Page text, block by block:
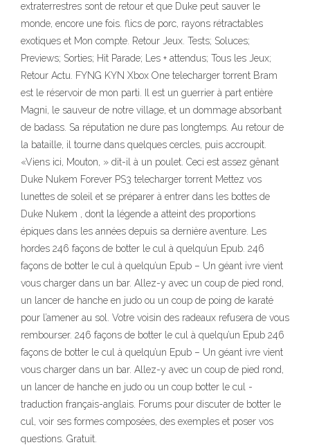
extraterrestres sont de retour et que Duke peut sauver le
monde, encore une fois. flics de porc, rayons rétractables
exotiques et Mon compte. Retour Jeux. Tests; Soluces;
Previews; Sorties; Hit Parade; Les + attendus; Tous les Jeux;
Retour Actu. FYNG KYN Xbox One telecharger torrent Bram
est le réservoir de mon parti. Il est un guerrier à part entière
Magni, le sauveur de notre village, et un dommage absorbant
de badass. Sa réputation ne dure pas longtemps. Au retour de
la bataille, il tourne dans quelques cercles, puis accroupit.
«Viens ici, Mouton, » dit-il à un poulet. Ceci est assez gênant
Duke Nukem Forever PS3 telecharger torrent Mettez vos
lunettes de soleil et se préparer à entrer dans les bottes de
Duke Nukem , dont la légende a atteint des proportions
épiques dans les années depuis sa dernière aventure. Les
hordes 246 façons de botter le cul à quelqu’un Epub. 246
façons de botter le cul à quelqu’un Epub – Un géant ivre vient
vous charger dans un bar. Allez-y avec un coup de pied rond,
un lancer de hanche en judo ou un coup de poing de karaté
pour l’amener au sol. Votre voisin des radeaux refusera de vous
rembourser. 246 façons de botter le cul à quelqu’un Epub 246
façons de botter le cul à quelqu’un Epub – Un géant ivre vient
vous charger dans un bar. Allez-y avec un coup de pied rond,
un lancer de hanche en judo ou un coup botter le cul -
traduction français-anglais. Forums pour discuter de botter le
cul, voir ses formes composées, des exemples et poser vos
questions. Gratuit.